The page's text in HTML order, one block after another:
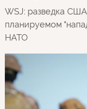
WSJ: разведка
планируемом
НАТО